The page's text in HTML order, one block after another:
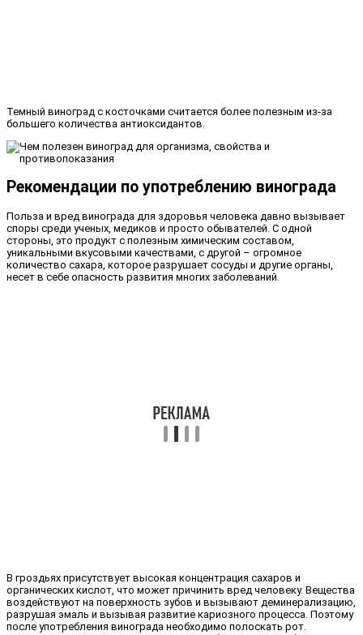
Темный виноград с косточками считается более полезным из-за
большего количества антиоксидантов.
Рекомендации по употреблению винограда
Польза и вред винограда для здоровья человека давно вызывает
споры среди ученых, медиков и просто обывателей. С одной
стороны, это продукт с полезным химическим составом,
уникальными вкусовыми качествами, с другой – огромное
количество сахара, которое разрушает сосуды и другие органы,
несет в себе опасность развития многих заболеваний.
В гроздьях присутствует высокая концентрация сахаров и
органических кислот, что может причинить вред человеку. Вещества
воздействуют на поверхность зубов и вызывают деминерализацию,
разрушая эмаль и вызывая развитие кариозного процесса. Поэтому
после употребления винограда необходимо полоскать рот.